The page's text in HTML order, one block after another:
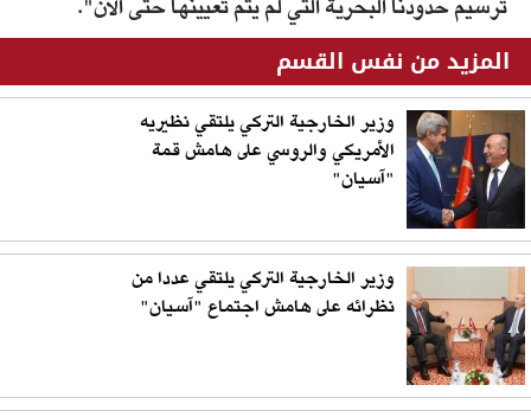
ترسيم حدودنا البحرية التي لم يتم تعيينها حتى الآن".
المزيد من نفس القسم
وزير الخارجية التركي يلتقي نظيريه
الأمريكي والروسي على هامش قمة
"آسيان"
وزير الخارجية التركي يلتقي عددا من
نظرائه على هامش اجتماع "آسيان"